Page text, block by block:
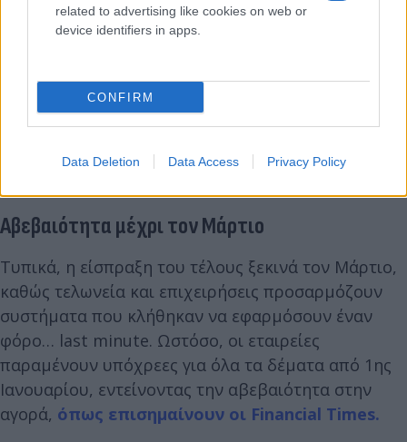
related to advertising like cookies on web or
device identifiers in apps.
CONFIRM
Data Deletion Data Access Privacy Policy
Αβεβαιότητα μέχρι τον Μάρτιο
Τυπικά, η είσπραξη του τέλους ξεκινά τον Μάρτιο,
καθώς τελωνεία και επιχειρήσεις προσαρμόζουν
συστήματα που κλήθηκαν να εφαρμόσουν έναν
φόρο… last minute. Ωστόσο, οι εταιρείες
παραμένουν υπόχρεες για όλα τα δέματα από 1ης
Ιανουαρίου, εντείνοντας την αβεβαιότητα στην
αγορά, όπως επισημαίνουν οι Financial Times.